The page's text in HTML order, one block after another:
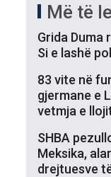
Më të
Grida Duma
Si e lashë
83 vite në
gjermane e
vetmja e
SHBA
Meksika,
drejtuesve